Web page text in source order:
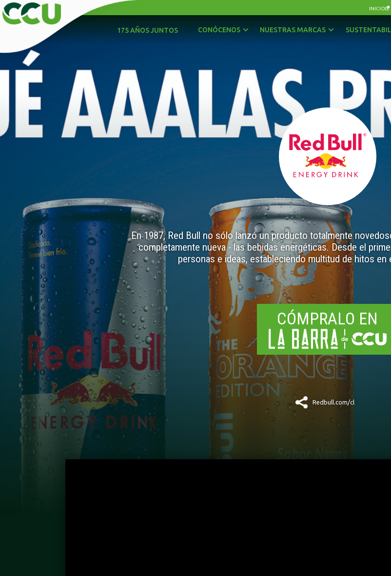
INICIO
175 AÑOS JUNTOS CONÓCENOS NUESTRAS MARCAS
BEBIDAS CON GAS
CERVEZAS
ENERGÉTICAS Y DEPORTIVAS
JUGOS, NÉCTARES Y BEBIDAS EN POLVO
PISCOS Y LICORES
VINOS Y ESPUMANTES
En 1987, Red Bull no sólo lanzó un producto totalmente
completamente nueva - las bebidas energéticas. Desde el
personas e ideas, estableciendo multitud de hitos en
CÓMPRALO EN
Redbull.com/cl